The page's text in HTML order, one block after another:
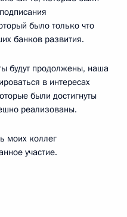
было только что
банков развития.
будут продолжены, наша
в интересах
были достигнуты
реализованы.
моих коллег
участие.